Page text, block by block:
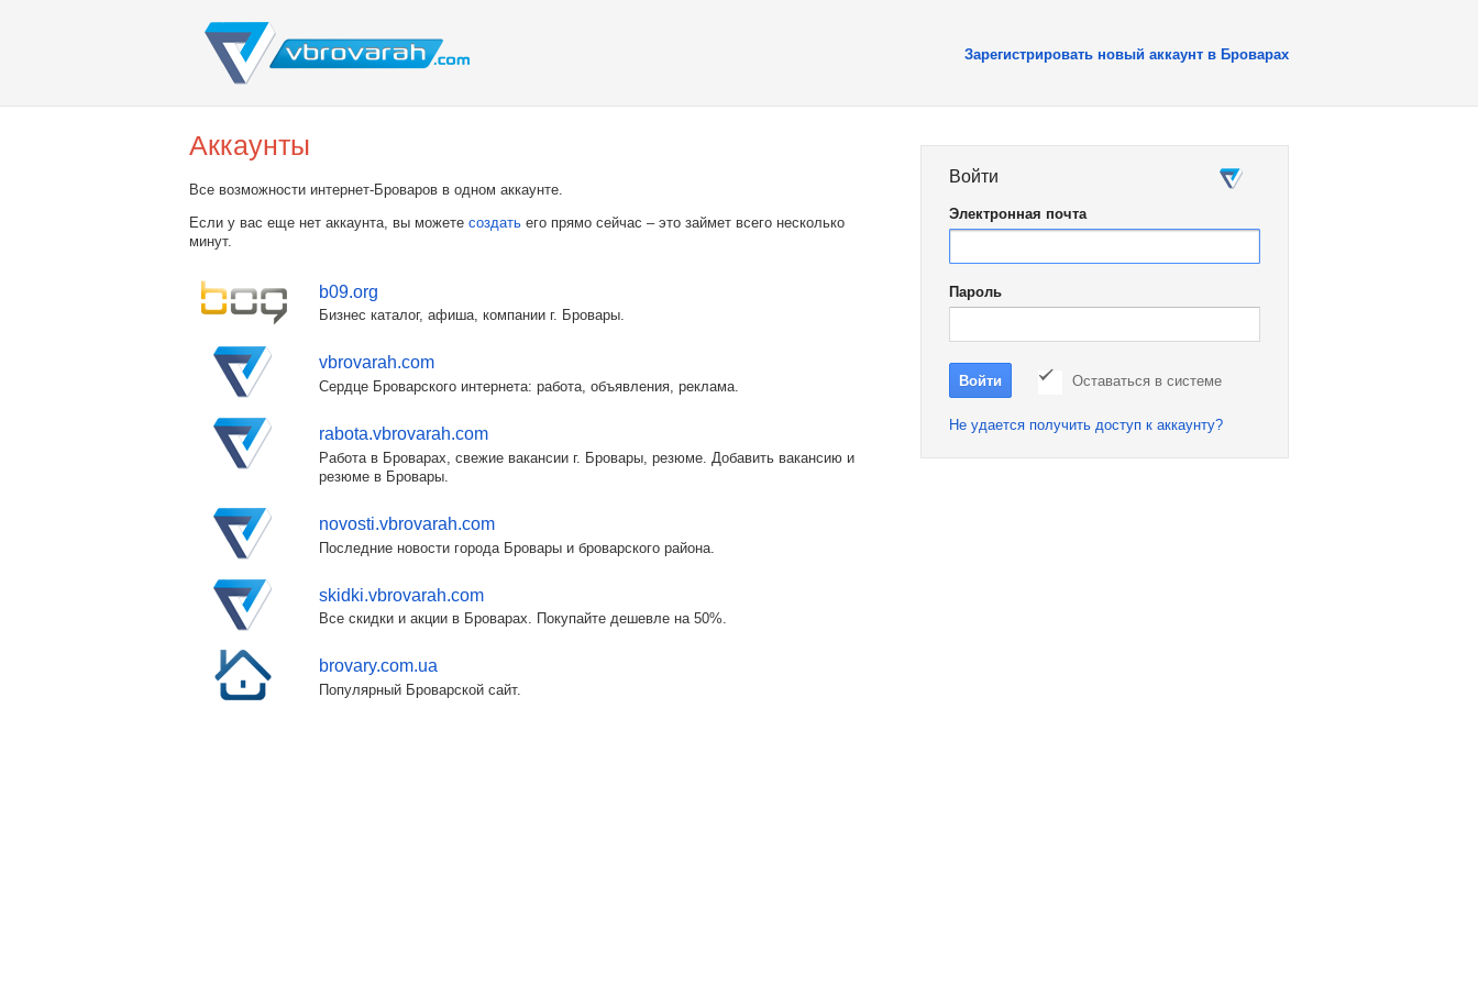
Зарегистрировать новый аккаунт в Броварах
Войти
Электронная почта
Пароль
Оставаться в системе
Не удается получить доступ к аккаунту?
Аккаунты
Все возможности интернет-Броваров в одном аккаунте.
Если у вас еще нет аккаунта, вы можете создать его прямо сейчас – это займет всего несколько
минут.
b09.org
Бизнес каталог, афиша, компании г. Бровары.
vbrovarah.com
Сердце Броварского интернета: работа, объявления, реклама.
rabota.vbrovarah.com
Работа в Броварах, свежие вакансии г. Бровары, резюме. Добавить вакансию и
резюме в Бровары.
novosti.vbrovarah.com
Последние новости города Бровары и броварского района.
skidki.vbrovarah.com
Все скидки и акции в Броварах. Покупайте дешевле на 50%.
brovary.com.ua
Популярный Броварской сайт.